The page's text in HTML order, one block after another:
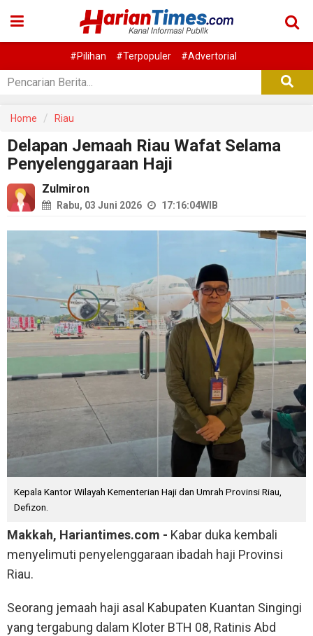
#Pilihan #Terpopuler #Advertorial
Home Riau
Delapan Jemaah Riau Wafat Selama
Penyelenggaraan Haji
Zulmiron
Rabu, 03 Juni 2026 17:16:04WIB
Kepala Kantor Wilayah Kementerian Haji dan Umrah Provinsi Riau,
Defizon.
Makkah, Hariantimes.com - Kabar duka kembali
menyelimuti penyelenggaraan ibadah haji Provinsi
Riau.
Seorang jemaah haji asal Kabupaten Kuantan Singingi
yang tergabung dalam Kloter BTH 08, Ratinis Abd